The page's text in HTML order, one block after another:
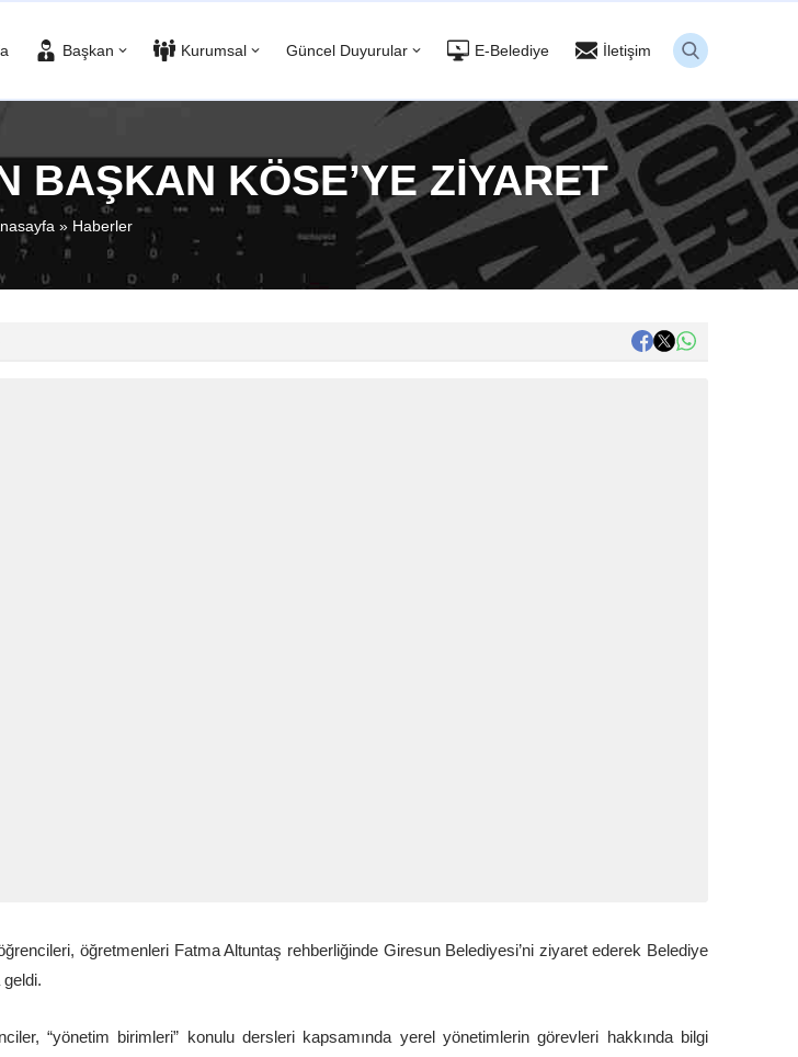
Başkan Kurumsal Güncel Duyurular E-Belediye İletişim
BAŞKAN KÖSE’YE ZİYARET
» Haberler
öğretmenleri Fatma Altuntaş rehberliğinde Giresun Belediyesi’ni ziyaret ederek Belediye
“yönetim birimleri” konulu dersleri kapsamında yerel yönetimlerin görevleri hakkında bilgi